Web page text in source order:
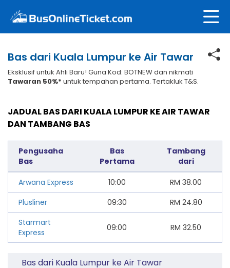
Bas dari Kuala Lumpur ke Air Tawar
Eksklusif untuk Ahli Baru! Guna Kod: BOTNEW dan nikmati
Tawaran 50%* untuk tempahan pertama. Tertakluk T&S.
JADUAL BAS DARI KUALA LUMPUR KE AIR TAWAR
DAN TAMBANG BAS
Pengusaha
Bas
Bas
Pertama
Tambang
dari
Arwana Express 10:00 RM 38.00
Plusliner
09:30 RM 24.80
Starmart
Express
09:00 RM 32.50
Bas dari Kuala Lumpur ke Air Tawar